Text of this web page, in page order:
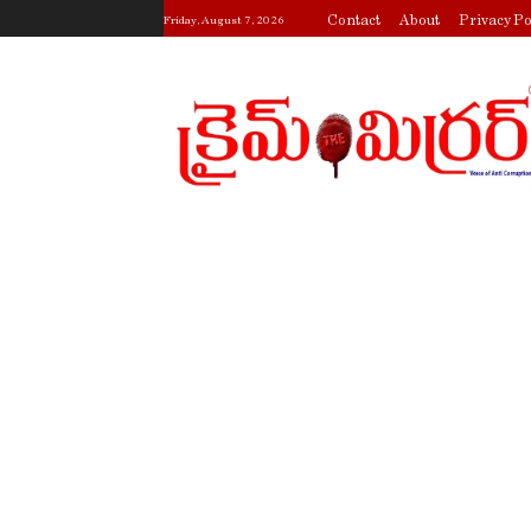
Friday, August 7, 2026 Contact About Privacy